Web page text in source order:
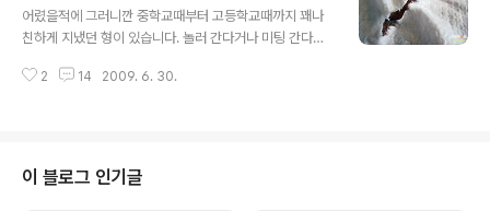
자동차 사이드 밀러가 왜 저기에 붙어 있을까요!! 그것도 딱
눈높이에 말입니다. 사이드밀러가 사고로 깨지거나 할때,
요! 크기를 보니, 중형차 정도로 되어 보입니다. 차종까지는
어렸을적에 그러니깐 중학교때부터 고등학교때까지 꽤나
친하게 지냈던 형이 있습니다. 놀러 간다거나 미팅 간다거
니다. 그 형이랑 저랑 나이는 2살차이가 나는데, 학년은 1
결혼 한다고 연락이 왔었는데, 시간이 맞질 않아서 예식장
을 못갔습니다. 저도 전역하고 나서 첫 아르바이트를 기점
2 14 2009. 6. 30.
이 블로그 인기글